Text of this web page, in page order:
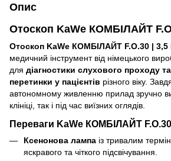
Опис
Отоскоп KaWe КОМБІЛАЙТ
Отоскоп KaWe КОМБІЛАЙТ F.O.30 | 3,5
медичний інструмент від німецького
для діагностики слухового проходу
перетинки у пацієнтів різного віку.
автономному живленню прилад зручно
клініці, так і під час виїзних оглядів.
Переваги KaWe КОМБІЛАЙТ
Ксенонова лампа із тривалим
яскравого та чіткого підсвічування.